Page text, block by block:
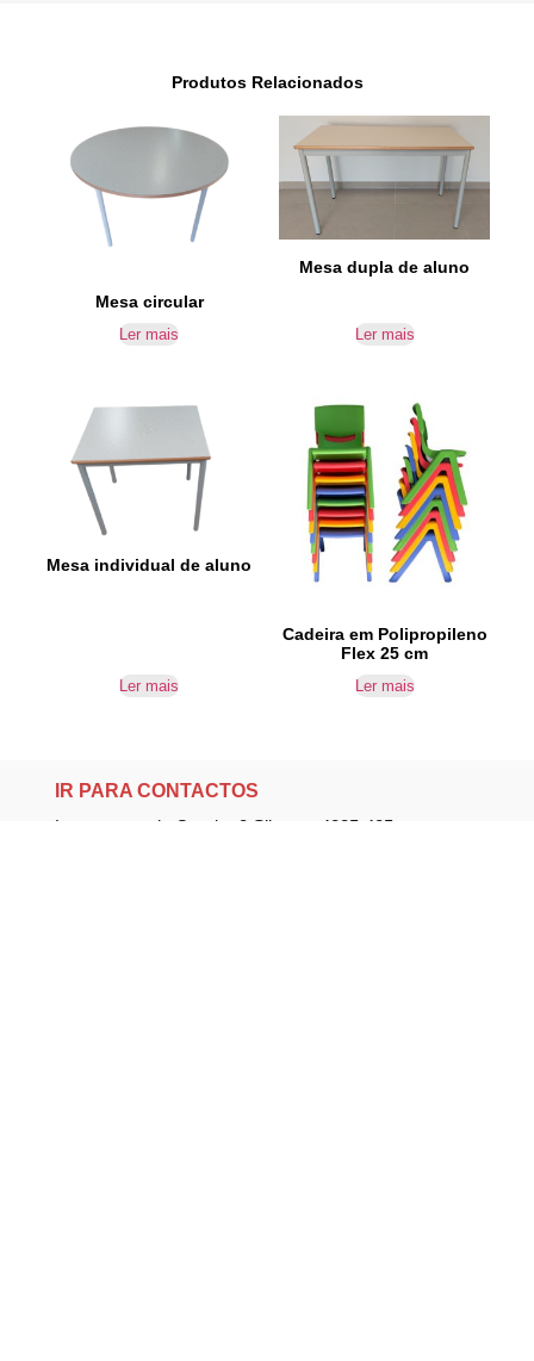
Produtos Relacionados
Mesa circular
Ler mais
Mesa dupla de aluno
Ler mais
Mesa individual de aluno
Ler mais
Cadeira em Polipropileno
Flex 25 cm
Ler mais
IR PARA CONTACTOS
Loteamento da Gandra 8 Silvares 4835-425